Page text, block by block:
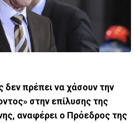
δεν πρέπει να χάσουν την
στην επίλυσης της
αναφέρει ο Πρόεδρος της